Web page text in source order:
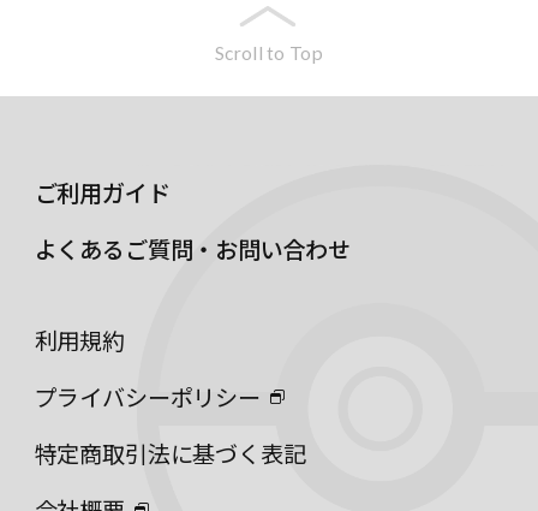
Scroll to Top
ご利用ガイド
よくあるご質問・お問い合わせ
利用規約
プライバシーポリシー
特定商取引法に基づく表記